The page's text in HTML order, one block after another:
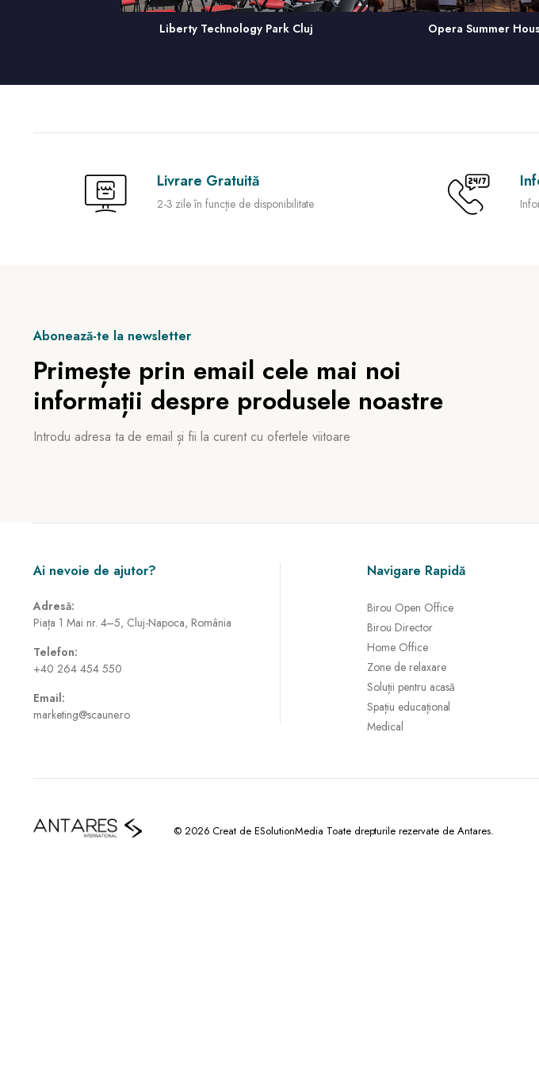
Opera Summer House Cluj Polaris Medical
Livrare Gratuită
2-3 zile în funcție de disponibilitate
Abonează-te la newsletter
Primește prin email cele mai noi
informații despre produsele noastre
Introdu adresa ta de email și fii la curent cu ofertele viitoare
Ai nevoie de ajutor?
Adresă:
Piața 1 Mai nr. 4–5, Cluj-Napoca, România
Telefon:
+40 264 454 550
Email:
marketing@scaune.ro
Navigare Rapidă
Birou Open Office
Birou Director
Home Office
Zone de relaxare
Soluții pentru acasă
Spațiu educațional
Medical
© 2026 Creat de ESolutionMedia Toate drepturile rezervate de Antares.